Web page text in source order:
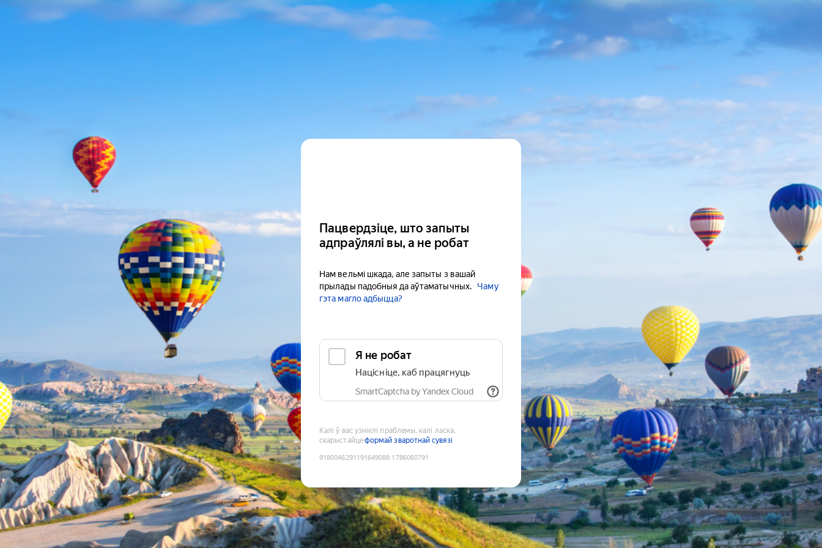
Пацвердзіце, што запыты
адпраўлялі вы, а не робат
Нам вельмі шкада, але запыты з вашай
прылады падобныя да аўтаматычных.
Чаму
гэта магло адбыцца?
Я не робат
Націсніце, каб працягнуць
SmartCaptcha by Yandex Cloud
Калі ў вас узніклі праблемы, калі ласка,
скарыстайцеформай зваротнай сувязі
9180046291191649088:1786060791